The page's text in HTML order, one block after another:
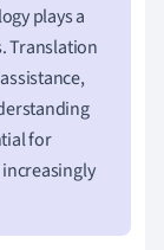
plays a
Translation
for